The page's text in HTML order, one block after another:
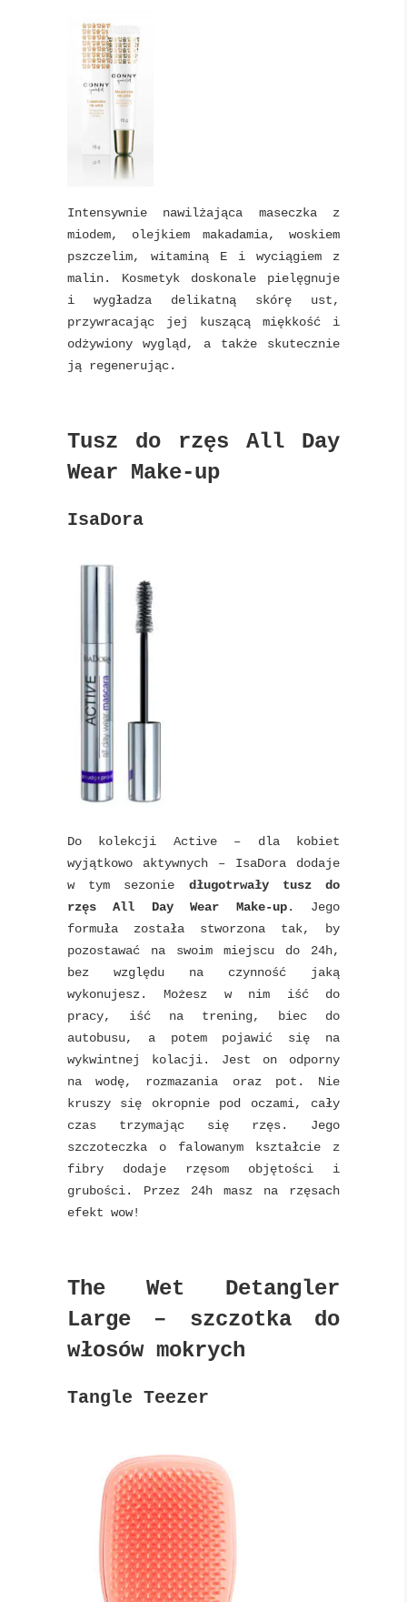
Intensywnie nawilżająca maseczka z
miodem, olejkiem makadamia, woskiem
pszczelim, witaminą E i wyciągiem z
malin. Kosmetyk doskonale pielęgnuje
i wygładza delikatną skórę ust,
przywracając jej kuszącą miękkość i
odżywiony wygląd, a także skutecznie
ją regenerując.
Tusz do rzęs All Day
Wear Make-up
IsaDora
Do kolekcji Active – dla kobiet
wyjątkowo aktywnych – IsaDora dodaje
w tym sezonie długotrwały tusz do
rzęs All Day Wear Make-up. Jego
formuła została stworzona tak, by
pozostawać na swoim miejscu do 24h,
bez względu na czynność jaką
wykonujesz. Możesz w nim iść do
pracy, iść na trening, biec do
autobusu, a potem pojawić się na
wykwintnej kolacji. Jest on odporny
na wodę, rozmazania oraz pot. Nie
kruszy się okropnie pod oczami, cały
czas trzymając się rzęs. Jego
szczoteczka o falowanym kształcie z
fibry dodaje rzęsom objętości i
grubości. Przez 24h masz na rzęsach
efekt wow!
The Wet Detangler
Large – szczotka do
włosów mokrych
Tangle Teezer